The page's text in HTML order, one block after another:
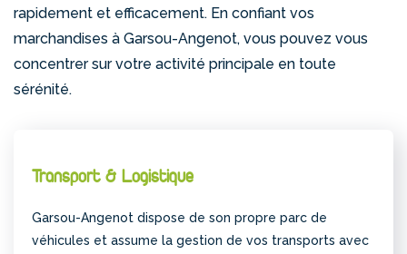
rapidement et efficacement. En confiant vos
marchandises à Garsou-Angenot, vous pouvez vous
concentrer sur votre activité principale en toute
sérénité.
Transport & Logistique
Garsou-Angenot dispose de son propre parc de
véhicules et assume la gestion de vos transports avec